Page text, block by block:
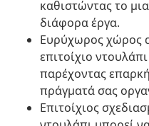
καθιστώντας το
διάφορα έργα.
Ευρύχωρος χώρος
επιτοίχιο
παρέχοντας
πράγματά σας
Επιτοίχιος